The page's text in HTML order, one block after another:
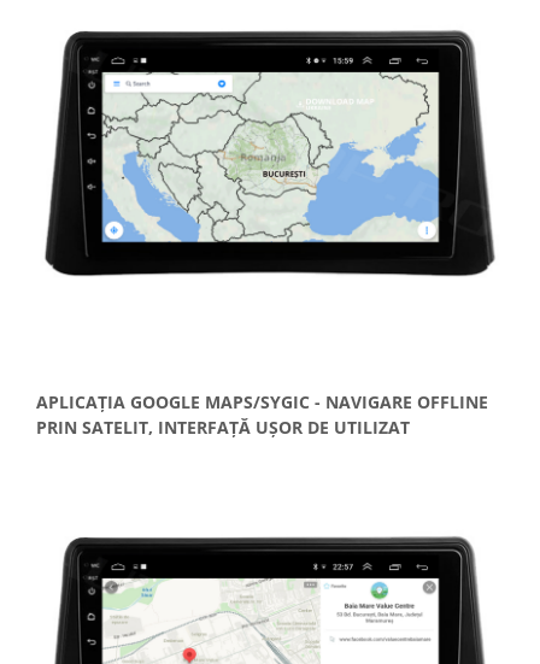
APLICAȚIA GOOGLE MAPS/SYGIC - NAVIGARE OFFLINE
PRIN SATELIT, INTERFAȚĂ UȘOR DE UTILIZAT